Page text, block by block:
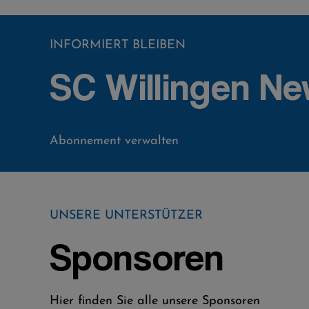
INFORMIERT BLEIBEN
SC Willingen
Abonnement verwalten
UNSERE UNTERSTÜTZER
Sponsoren
Hier finden Sie alle unsere Sponsoren